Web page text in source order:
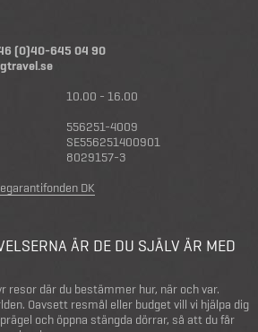
(0)40-645 04 90
10.00 - 16.00
556251-4009
SE556251400901
8029157-3
DK
ÄR DE DU SJÄLV ÄR MED
resor där du bestämmer hur, när och var.
Oavsett resmål eller budget vill vi hjälpa dig
och öppna stängda dörrar, så att du får